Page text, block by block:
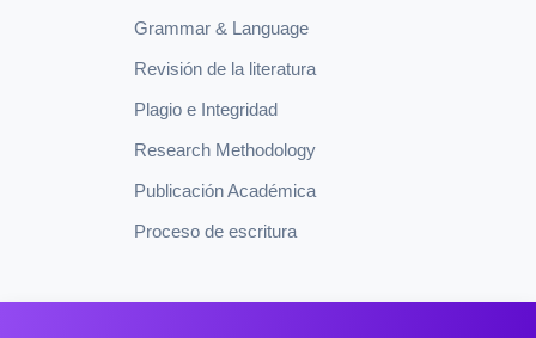
Grammar & Language
Revisión de la literatura
Plagio e Integridad
Research Methodology
Publicación Académica
Proceso de escritura